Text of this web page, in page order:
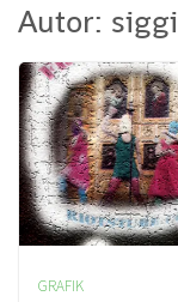
Autor: siggi
GRAFIK